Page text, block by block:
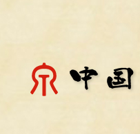
「チェン」